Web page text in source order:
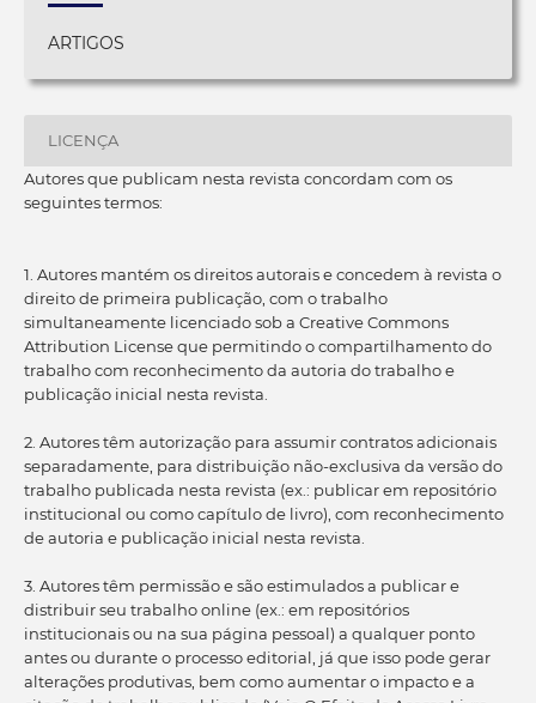
ARTIGOS
LICENÇA
Autores que publicam nesta revista concordam com os
seguintes termos:
1. Autores mantém os direitos autorais e concedem à revista o
direito de primeira publicação, com o trabalho
simultaneamente licenciado sob a Creative Commons
Attribution License que permitindo o compartilhamento do
trabalho com reconhecimento da autoria do trabalho e
publicação inicial nesta revista.
2. Autores têm autorização para assumir contratos adicionais
separadamente, para distribuição não-exclusiva da versão do
trabalho publicada nesta revista (ex.: publicar em repositório
institucional ou como capítulo de livro), com reconhecimento
de autoria e publicação inicial nesta revista.
3. Autores têm permissão e são estimulados a publicar e
distribuir seu trabalho online (ex.: em repositórios
institucionais ou na sua página pessoal) a qualquer ponto
antes ou durante o processo editorial, já que isso pode gerar
alterações produtivas, bem como aumentar o impacto e a